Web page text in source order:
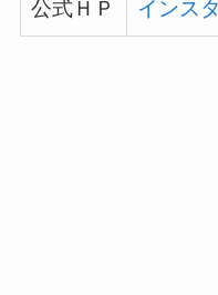
公式ＨＰ インス